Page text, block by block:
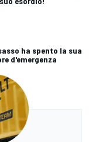
ha spento la sua
d'emergenza